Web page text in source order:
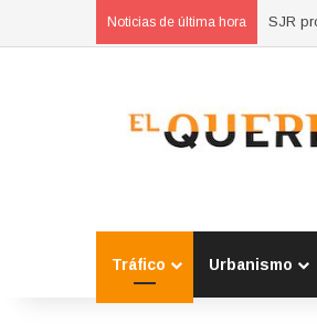
Noticias de última hora
Tráfico Urbanismo